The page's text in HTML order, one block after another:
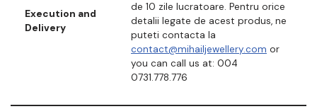
Execution and
Delivery
de 10 zile lucratoare. Pentru orice
detalii legate de acest produs, ne
puteti contacta la
contact@mihailjewellery.com or
you can call us at: 004
0731.778.776